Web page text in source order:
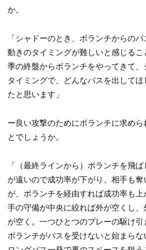
か。
「シャドーのとき、ボランチからの
動きのタイミングが難しいと感じる
季の終盤からボランチをやってきて、
タイミングで、どんなパスを出してほ
たと思います」
ー良い攻撃のためにボランチに求めら
とでしょうか。
「（最終ラインから）ボランチを飛
が遠いので成功率が下がり、相手も
が、ボランチを経由すれば成功率も
手の守備が中央に絞れば外が空くし
が空く。一つひとつのプレーの駆け
ボランチがパスを受けないと始まらな